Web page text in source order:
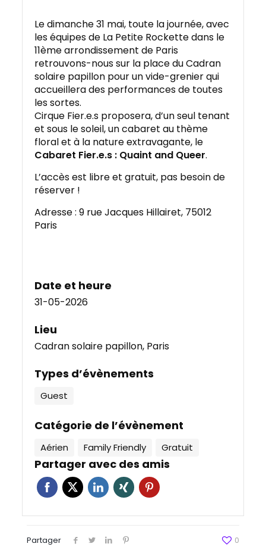
Le dimanche 31 mai, toute la journée, avec
les équipes de La Petite Rockette dans le
11ème arrondissement de Paris
retrouvons-nous sur la place du Cadran
solaire papillon pour un vide-grenier qui
accueillera des performances de toutes
les sortes.
Cirque Fier.e.s proposera, d’un seul tenant
et sous le soleil, un cabaret au thème
floral et à la nature extravagante, le
Cabaret Fier.e.s : Quaint and Queer.
L’accès est libre et gratuit, pas besoin de
réserver !
Adresse : 9 rue Jacques Hillairet, 75012
Paris
Date et heure
31-05-2026
Lieu
Cadran solaire papillon, Paris
Types d’évènements
Guest
Catégorie de l’évènement
Aérien Family Friendly Gratuit
Partager avec des amis
Partager 0